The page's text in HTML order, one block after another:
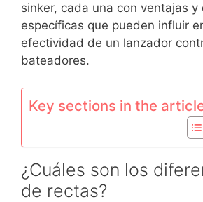
sinker, cada una con ventajas y
específicas que pueden influir
efectividad de un lanzador
bateadores.
Key sections in the
¿Cuáles son los
de rectas?